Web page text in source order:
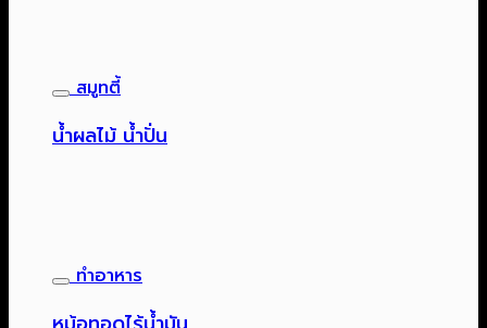
สมูทตี้
น้ำผลไม้ น้ำปั่น
ทำอาหาร